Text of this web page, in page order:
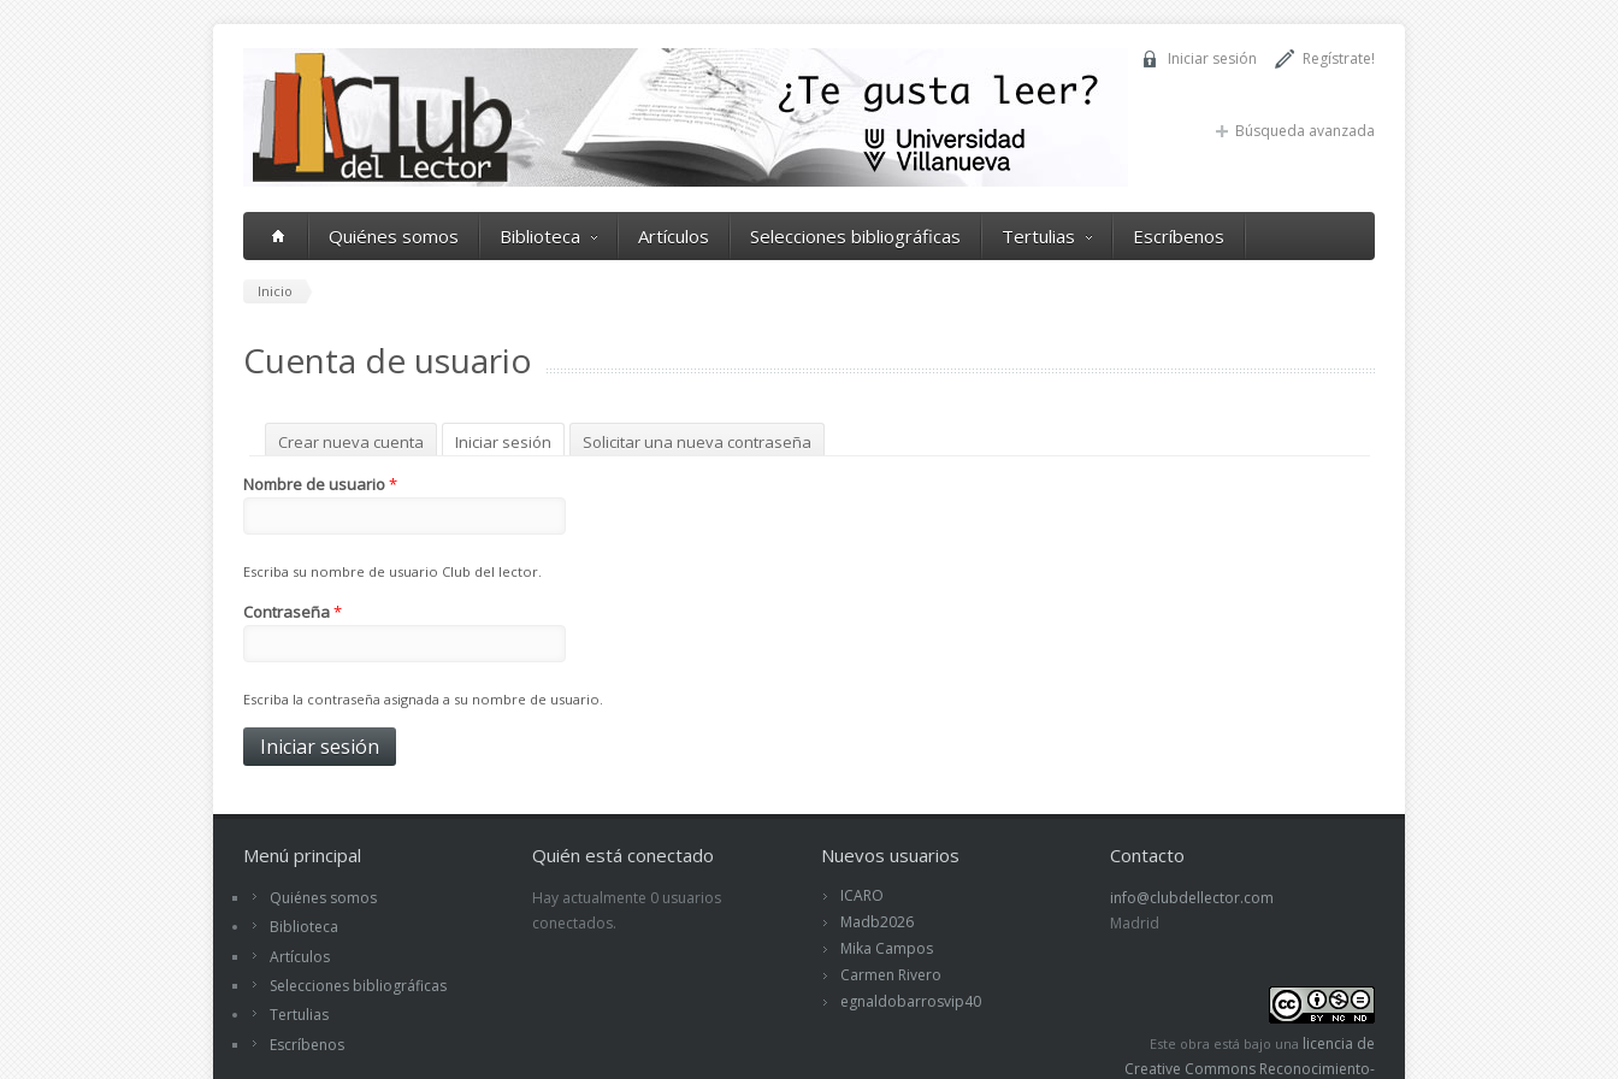
Regístrate!
Iniciar sesión
Búsqueda avanzada
Quiénes somos Biblioteca Artículos Selecciones bibliográficas Tertulias Escríbenos
Inicio
Cuenta de usuario
Solapas principales
Crear nueva cuenta Iniciar sesión (solapa activa)
Solicitar una nueva contraseña
Nombre de usuario*
Escriba su nombre de usuario Club del lector.
Contraseña*
Escriba la contraseña asignada a su nombre de usuario.
Menú principal
Quiénes somos
Biblioteca
Artículos
Selecciones bibliográficas
Tertulias
Escríbenos
Quién está conectado
Hay actualmente 0 usuarios
conectados.
Nuevos usuarios
ICARO
Madb2026
Mika Campos
Carmen Rivero
egnaldobarrosvip40
Contacto
info@clubdellector.com
Madrid
Este obra está bajo una licencia de
Creative Commons Reconocimiento-